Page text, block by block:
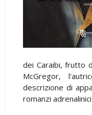
dei Caraibi, frutto
McGregor,
descrizione di
romanzi